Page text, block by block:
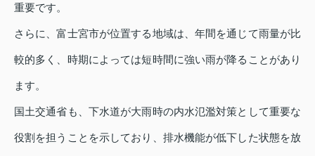
重要です。
さらに、富士宮市が位置する地域は、年間を通じて雨量が比
較的多く、時期によっては短時間に強い雨が降ることがあり
ます。
国土交通省も、下水道が大雨時の内水氾濫対策として重要な
役割を担うことを示しており、排水機能が低下した状態を放